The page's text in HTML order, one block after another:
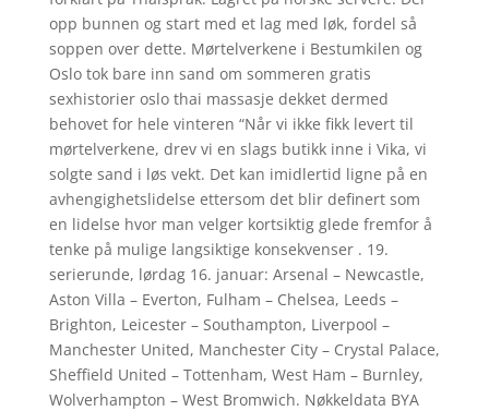
opp bunnen og start med et lag med løk, fordel så
soppen over dette. Mørtelverkene i Bestumkilen og
Oslo tok bare inn sand om sommeren gratis
sexhistorier oslo thai massasje dekket dermed
behovet for hele vinteren “Når vi ikke fikk levert til
mørtelverkene, drev vi en slags butikk inne i Vika, vi
solgte sand i løs vekt. Det kan imidlertid ligne på en
avhengighetslidelse ettersom det blir definert som
en lidelse hvor man velger kortsiktig glede fremfor å
tenke på mulige langsiktige konsekvenser . 19.
serierunde, lørdag 16. januar: Arsenal – Newcastle,
Aston Villa – Everton, Fulham – Chelsea, Leeds –
Brighton, Leicester – Southampton, Liverpool –
Manchester United, Manchester City – Crystal Palace,
Sheffield United – Tottenham, West Ham – Burnley,
Wolverhampton – West Bromwich. Nøkkeldata BYA